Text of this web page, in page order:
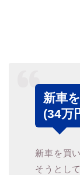
新車
(34万
新車を買
そうとし